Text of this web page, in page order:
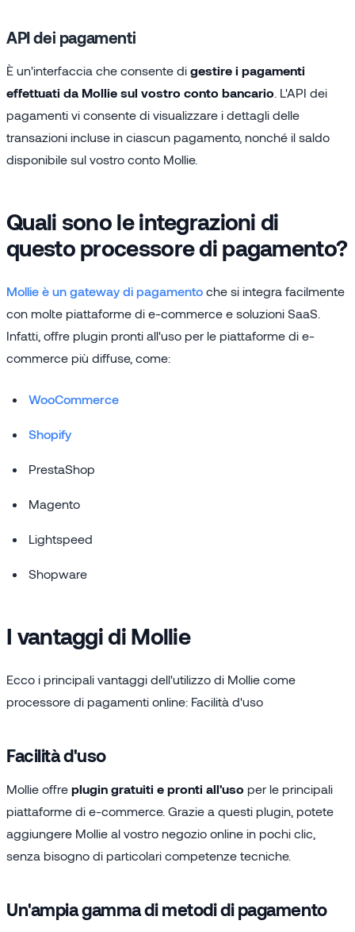
API dei pagamenti
È un'interfaccia che consente di gestire i pagamenti
effettuati da Mollie sul vostro conto bancario . L'API dei
pagamenti vi consente di visualizzare i dettagli delle
transazioni incluse in ciascun pagamento, nonché il saldo
disponibile sul vostro conto Mollie.
Quali sono le integrazioni di
questo processore di pagamento?
Mollie è un gateway di pagamento che si integra facilmente
con molte piattaforme di e-commerce e soluzioni SaaS.
Infatti, offre plugin pronti all'uso per le piattaforme di e-
commerce più diffuse, come:
WooCommerce
Shopify
PrestaShop
Magento
Lightspeed
Shopware
I vantaggi di Mollie
Ecco i principali vantaggi dell'utilizzo di Mollie come
processore di pagamenti online: Facilità d'uso
Facilità d'uso
Mollie offre plugin gratuiti e pronti all'uso per le principali
piattaforme di e-commerce. Grazie a questi plugin, potete
aggiungere Mollie al vostro negozio online in pochi clic,
senza bisogno di particolari competenze tecniche.
Un'ampia gamma di metodi di pagamento